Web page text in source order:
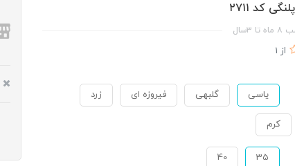
کد ۲۷۱۱
از 1
یاسی گلبهی فیروزه ای زرد
کرم
35
40